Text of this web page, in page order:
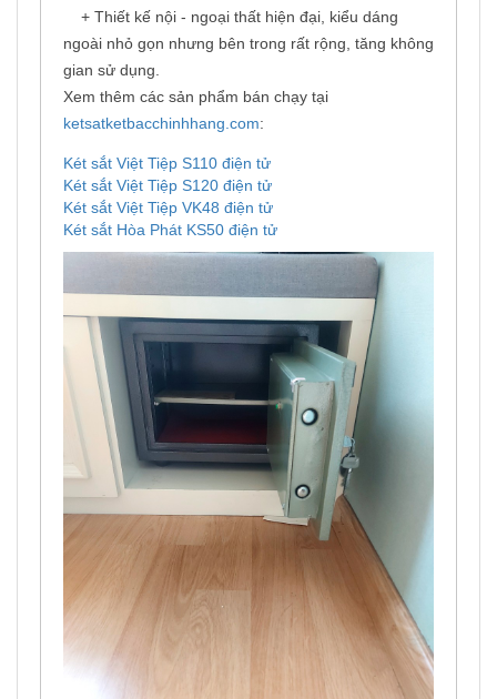
+ Thiết kế nội - ngoại thất hiện đại, kiểu dáng
ngoài nhỏ gọn nhưng bên trong rất rộng, tăng không
gian sử dụng.
Xem thêm các sản phẩm bán chạy tại
ketsatketbacchinhhang.com:
Két sắt Việt Tiệp S110 điện tử
Két sắt Việt Tiệp S120 điện tử
Két sắt Việt Tiệp VK48 điện tử
Két sắt Hòa Phát KS50 điện tử